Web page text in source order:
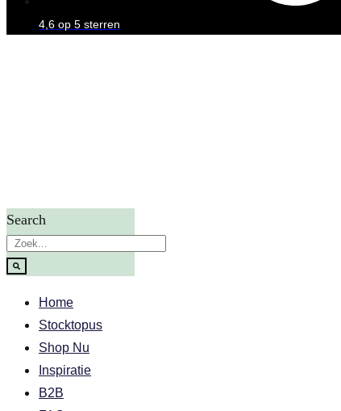
4,6 op 5 sterren
Search
Home
Stocktopus
Shop Nu
Inspiratie
B2B